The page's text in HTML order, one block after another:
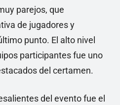
parejos, que
de jugadores y
punto. El alto nivel
participantes fue uno
del certamen.
del evento fue el